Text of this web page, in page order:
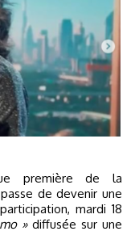
de devenir une
mardi 18
»diffusée sur une